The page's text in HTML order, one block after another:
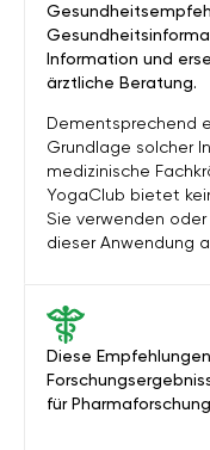
Diese
für
Information und
ärztliche Beratung.
Dementsprechend
Grundlage solcher
medizinische
YogaClub bietet
Sie verwenden
dieser Anwendung